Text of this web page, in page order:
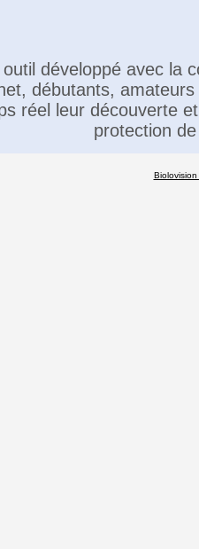
développé avec la
débutants,
réel leur découverte
protection
Biolovision